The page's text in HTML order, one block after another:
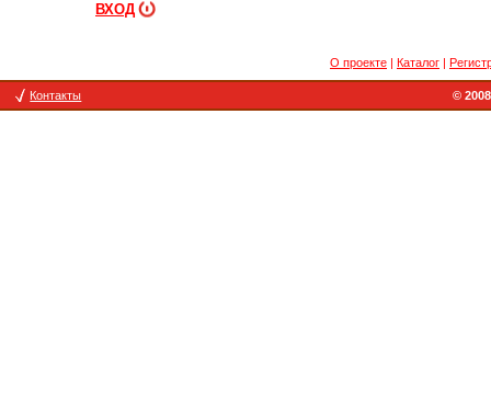
ВХОД
О проекте Каталог
Контакты ©